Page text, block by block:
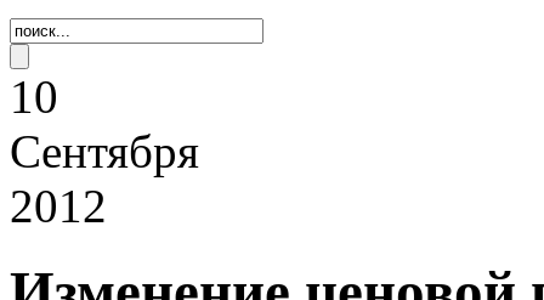
10
Сентября
2012